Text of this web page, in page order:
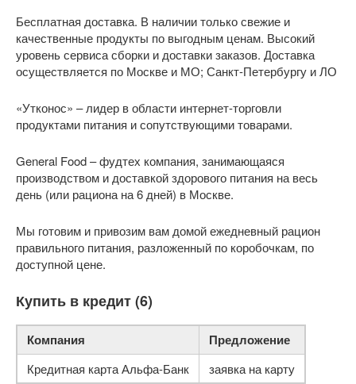
Бесплатная доставка. В наличии только свежие и
качественные продукты по выгодным ценам. Высокий
уровень сервиса сборки и доставки заказов. Доставка
осуществляется по Москве и МО; Санкт-Петербургу и ЛО
«Утконос» – лидер в области интернет-торговли
продуктами питания и сопутствующими товарами.
General Food – фудтех компания, занимающаяся
производством и доставкой здорового питания на весь
день (или рациона на 6 дней) в Москве.
Мы готовим и привозим вам домой ежедневный рацион
правильного питания, разложенный по коробочкам, по
доступной цене.
Купить в кредит (6)
Компания Предложение
Кредитная карта Альфа-Банк заявка на карту